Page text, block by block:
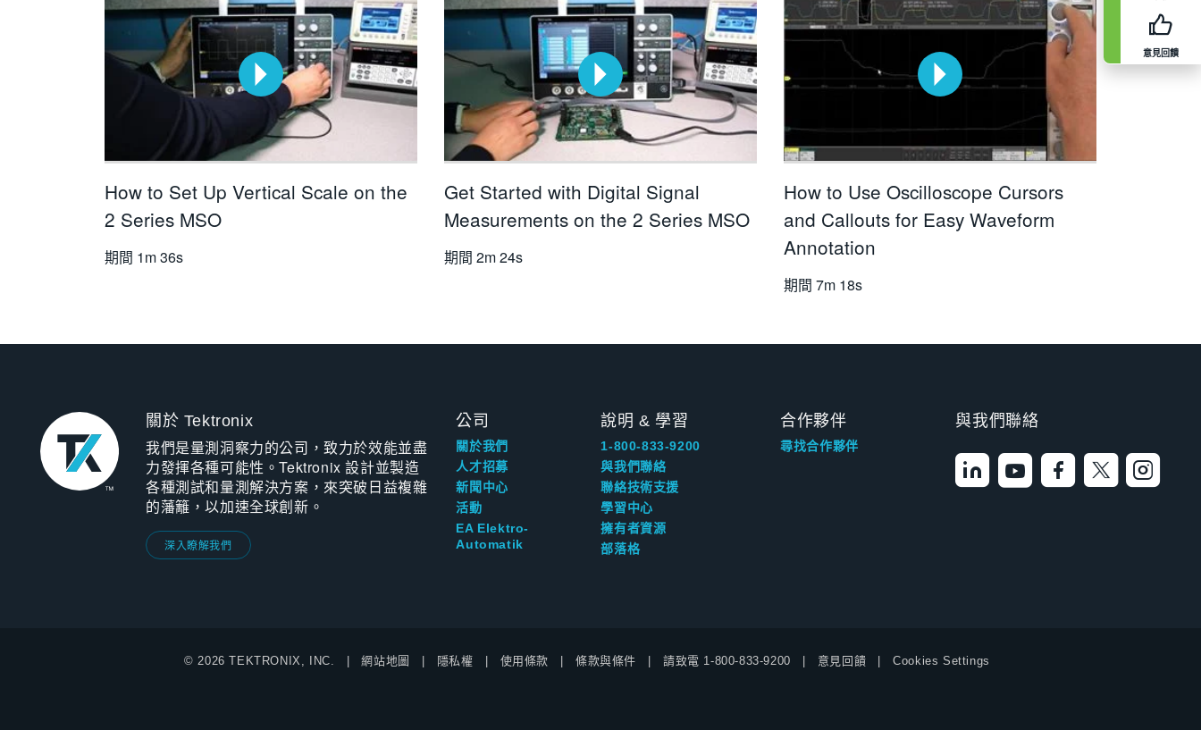
意見回饋
How to Set Up Vertical Scale on the
2 Series MSO
期間 1m 36s
Get Started with Digital Signal
Measurements on the 2 Series MSO
期間 2m 24s
How to Use Oscilloscope Cursors
and Callouts for Easy Waveform
Annotation
期間 7m 18s
關於 Tektronix
我們是量測洞察力的公司，致力於效能並盡
力發揮各種可能性。Tektronix 設計並製造
各種測試和量測解決方案，來突破日益複雜
的藩籬，以加速全球創新。
深入瞭解我們
公司
關於我們
人才招募
新聞中心
活動
EA Elektro-
Automatik
說明 & 學習
1-800-833-9200
與我們聯絡
聯絡技術支援
學習中心
擁有者資源
部落格
合作夥伴
尋找合作夥伴
與我們聯絡
© 2026 TEKTRONIX, INC. 網站地圖 隱私權 使用條款 條款與條件 請致電 1-800-833-9200 意見回饋 Cookies Settings